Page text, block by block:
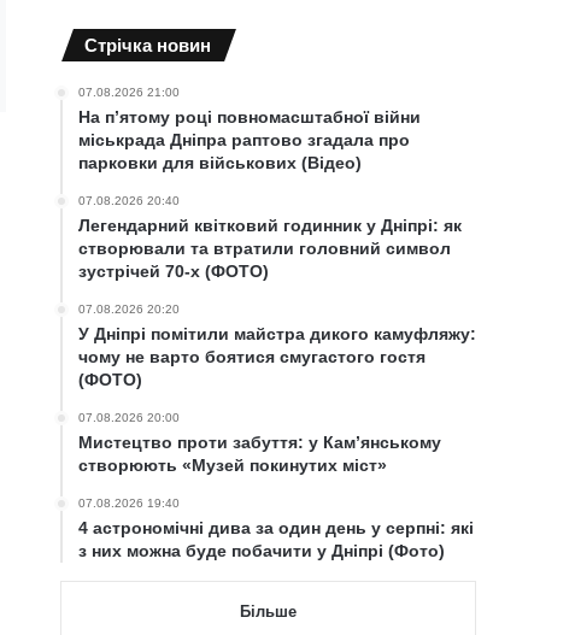
Cтрічка новин
07.08.2026 21:00
На п’ятому році повномасштабної війни
міськрада Дніпра раптово згадала про
парковки для військових (Відео)
07.08.2026 20:40
Легендарний квітковий годинник у Дніпрі: як
створювали та втратили головний символ
зустрічей 70-х (ФОТО)
07.08.2026 20:20
У Дніпрі помітили майстра дикого камуфляжу:
чому не варто боятися смугастого гостя
(ФОТО)
07.08.2026 20:00
Мистецтво проти забуття: у Кам’янському
створюють «Музей покинутих міст»
07.08.2026 19:40
4 астрономічні дива за один день у серпні: які
з них можна буде побачити у Дніпрі (Фото)
Більше